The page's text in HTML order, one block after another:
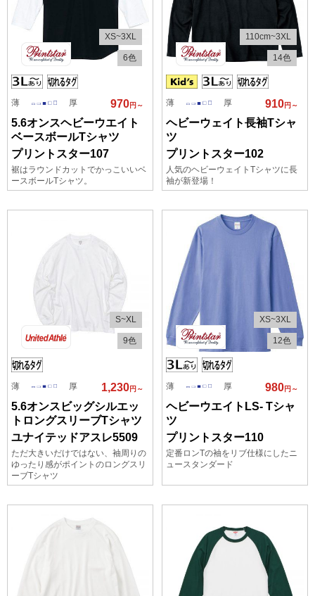
6色
XS~3XL
薄 厚 970円～
5.6オンスヘビーウエイト
ベースボールTシャツ
プリントスター107
裾はラウンドカットでかっこいいベ
ースボールTシャツ。
14色
110cm~3XL
薄 厚 910円～
ヘビーウェイト長袖Tシャ
ツ
プリントスター102
人気のヘビーウェイトTシャツに長
袖が新登場！
9色
S~XL
薄 厚 1,230円～
5.6オンスビッグシルエッ
トロングスリーブTシャツ
ユナイテッドアスレ5509
ただ大きいだけではない、袖周りの
ゆったり感がポイントのロングスリ
ーブTシャツ
12色
XS~3XL
薄 厚 980円～
ヘビーウエイトLS- Tシャ
ツ
プリントスター110
定番ロンTの袖をリブ仕様にしたニ
ュースタンダード